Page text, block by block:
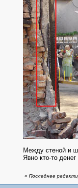
Между стеной и
Явно кто-то денег
« Последнее